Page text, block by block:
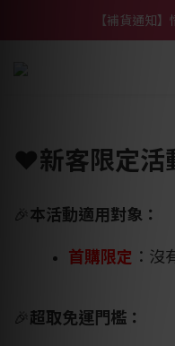
【熱門】馬上有系
【補貨通知
【熱門】馬上有系
❤️新客限定活
🎉本活動適用對象：
首購限定 ：
🎉超取免運門檻：